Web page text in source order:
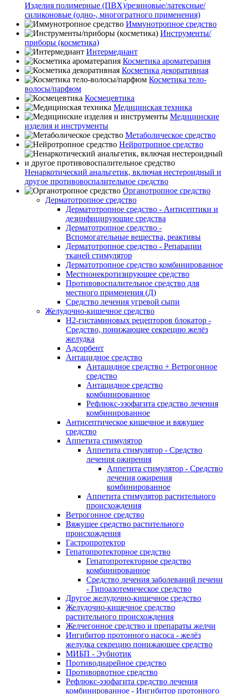
Изделия полимерные (ПВХ)/резиновые/латексные/
силиконовые (одно-, многогратного применения)
Иммунотропное средство
Инструменты/
приборы (косметика)
Интермедиант
Косметика ароматерапия
Косметика декоративная
Косметика тело-
волосы/парфюм
Космецевтика
Медицинская техника
Медицинские
изделия и инструменты
Метаболическое средство
Нейротропное средство
Ненаркотический анальгетик, включая нестероидный и
другое противовоспалительное средство
Органотропное средство
Дерматотропное средство
Дерматотропное средство - Антисептики и
дезинфицирующие средства
Дерматотропное средство -
Вспомогательные вещества, реактивы
Дерматотропное средство - Репарации
тканей стимулятор
Дерматотропное средство комбинированное
Местнонекротизирующее средство
Противовоспалительное средство для
местного применения (Д)
Средство лечения угревой сыпи
Желудочно-кишечное средство
H2-гистаминовых рецепторов блокатор -
Средство, понижающее секрецию желёз
желудка
Адсорбент
Антацидное средство
Антацидное средство + Ветрогонное
средство
Антацидное средство
комбинированное
Рефлюкс-эзофагита средство лечения
комбинированное
Антисептическое кишечное и вяжущее
средство
Аппетита стимулятор
Аппетита стимулятор - Средство
лечения ожирения
Аппетита стимулятор - Средство
лечения ожирения
комбинированное
Аппетита стимулятор растительного
происхождения
Ветрогонное средство
Вяжущее средство растительного
происхождения
Гастропротектор
Гепатопротекторное средство
Гепатопротекторное средство
комбинированное
Средство лечения заболеваний печени
- Гипоазотемическое средство
Другое желудочно-кишечное средство
Желудочно-кишечное средство
растительного происхождения
Желчегонное средство и препараты желчи
Ингибитор протонного насоса - желёз
желудка секрецию понижающее средство
МИБП - Эубиотик
Противодиарейное средство
Противорвотное средство
Рефлюкс-эзофагита средство лечения
комбинированное - Ингибитор протонного